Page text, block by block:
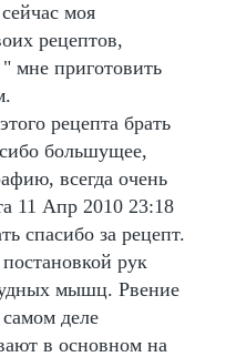
моя
рецептов,
мне приготовить
рецепта брать
большущее,
всегда очень
11 Апр 2010 23:18
спасибо за рецепт.
рук
мышц. Рвение
деле
в основном на